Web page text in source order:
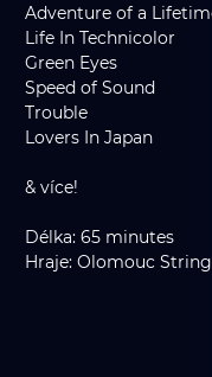
Adventure of a
Life In Technicolor
Green Eyes
Speed of Sound
Trouble
Lovers In Japan
& více!
Délka: 65 minutes
Hraje: Olomouc